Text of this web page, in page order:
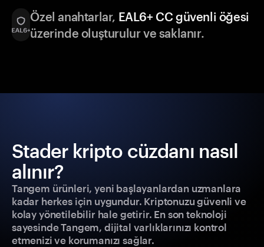
Özel anahtarlar, EAL6+ CC güvenli öğesi
üzerinde oluşturulur ve saklanır.
Stader kripto cüzdanı nasıl
alınır?
Tangem ürünleri, yeni başlayanlardan uzmanlara
kadar herkes için uygundur. Kriptonuzu güvenli ve
kolay yönetilebilir hale getirir. En son teknoloji
sayesinde Tangem, dijital varlıklarınızı kontrol
etmenizi ve korumanızı sağlar.